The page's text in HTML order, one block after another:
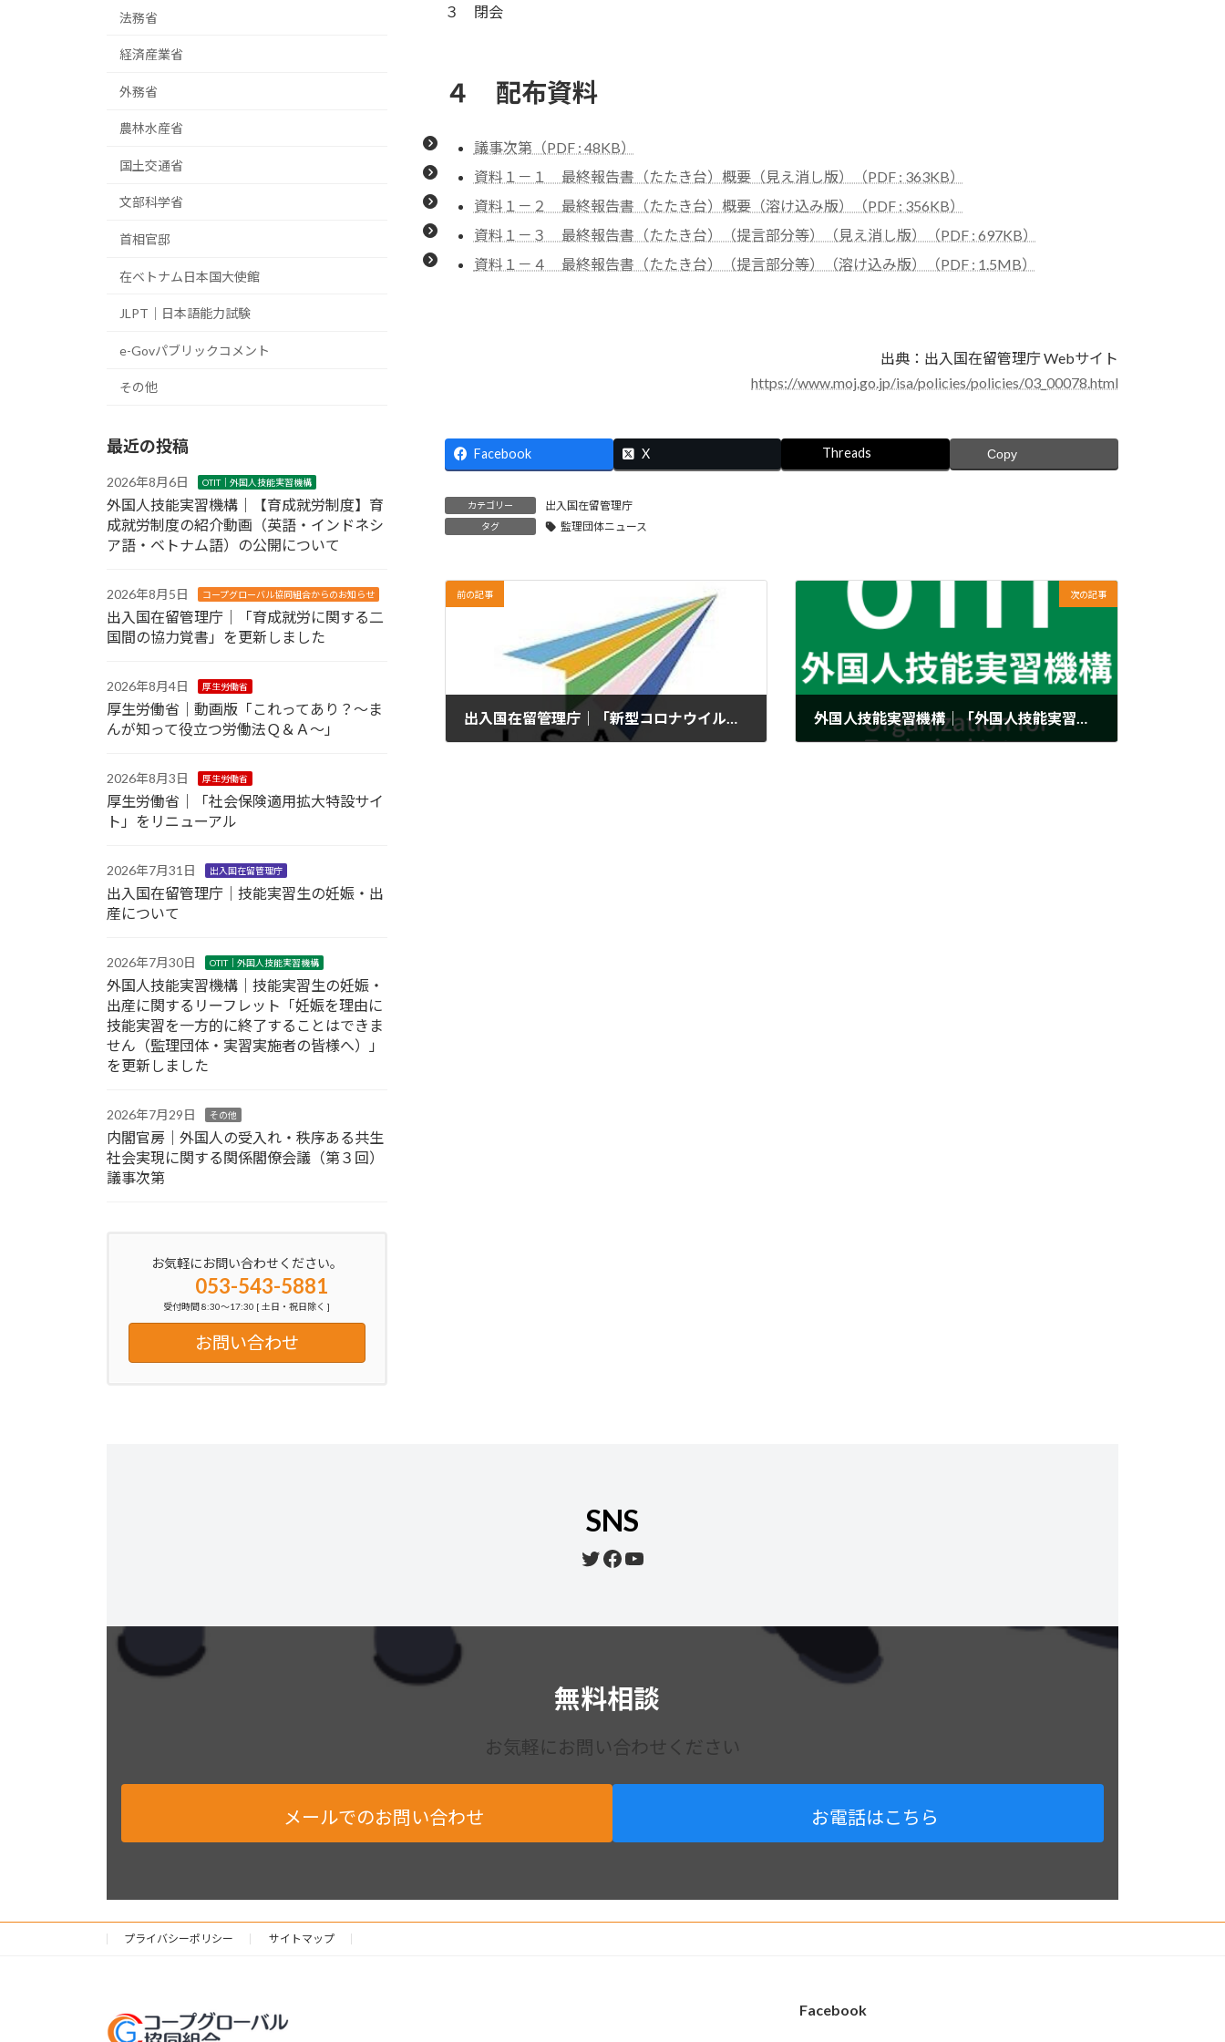
３ 閉会
４ 配布資料
議事次第（PDF : 48KB）
資料１－１ 最終報告書（たたき台）概要（見え消し版）（PDF : 363KB）
資料１－２ 最終報告書（たたき台）概要（溶け込み版）（PDF : 356KB）
資料１－３ 最終報告書（たたき台）（提言部分等）（見え消し版）（PDF : 697KB）
資料１－４ 最終報告書（たたき台）（提言部分等）（溶け込み版）（PDF : 1.5MB）
出典：出入国在留管理庁 Webサイト
https://www.moj.go.jp/isa/policies/policies/03_00078.html
Facebook X Threads Copy
カテゴリー 出入国在留管理庁
タグ 監理団体ニュース
前の記事
出入国在留管理庁｜「新型コロナウイルス感染症の感染拡大の影響に伴う取扱い」を変更しました【※2024年1月1日から特定技能外国人の支援として行う定期（3か月に1回）面談は、原則として対面により実施する必要があります】
次の記事
外国人技能実習機構｜「外国人技能実習制度について」（令和5年11月9日一部改正 技能実習法・主務省令等の周知資料）を掲載しました
法務省
経済産業省
外務省
農林水産省
国土交通省
文部科学省
首相官邸
在ベトナム日本国大使館
JLPT｜日本語能力試験
e-Govパブリックコメント
その他
最近の投稿
2026年8月6日 OTIT｜外国人技能実習機構
外国人技能実習機構｜【育成就労制度】育
成就労制度の紹介動画（英語・インドネシ
ア語・ベトナム語）の公開について
2026年8月5日 コープグローバル協同組合からのお知らせ
出入国在留管理庁｜「育成就労に関する二
国間の協力覚書」を更新しました
2026年8月4日 厚生労働省
厚生労働省｜動画版「これってあり？～ま
んが知って役立つ労働法Ｑ＆Ａ～」
2026年8月3日 厚生労働省
厚生労働省｜「社会保険適用拡大特設サイ
ト」をリニューアル
2026年7月31日 出入国在留管理庁
出入国在留管理庁｜技能実習生の妊娠・出
産について
2026年7月30日 OTIT｜外国人技能実習機構
外国人技能実習機構｜技能実習生の妊娠・
出産に関するリーフレット「妊娠を理由に
技能実習を一方的に終了することはできま
せん（監理団体・実習実施者の皆様へ）」
を更新しました
2026年7月29日 その他
内閣官房｜外国人の受入れ・秩序ある共生
社会実現に関する関係閣僚会議（第３回）
議事次第
お気軽にお問い合わせください。
053-543-5881
受付時間 8:30～17:30 [ 土日・祝日除く ]
お問い合わせ
SNS
Twitter
Facebook
YouTube
無料相談
お気軽にお問い合わせください
メールでのお問い合わせ お電話はこちら
プライバシーポリシー サイトマップ
Facebook